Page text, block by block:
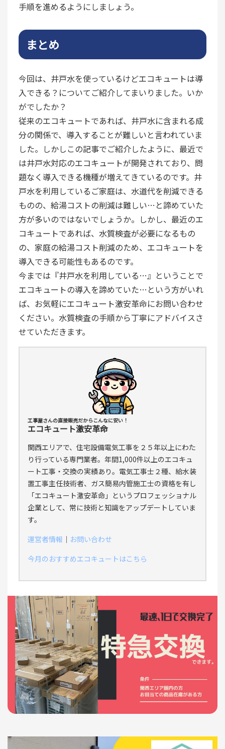
手順を進めるようにしましょう。
まとめ
今回は、井戸水を使っているけどエコキュートは導
入できる？についてご紹介してまいりました。いか
がでしたか？
従来のエコキュートであれば、井戸水に含まれる成
分の関係で、導入することが難しいと言われていま
した。しかしこの記事でご紹介したように、最近で
は井戸水対応のエコキュートが開発されており、問
題なく導入できる機種が増えてきているのです。井
戸水を利用しているご家庭は、水道代を削減できる
ものの、給湯コストの削減は難しい…と諦めていた
方が多いのではないでしょうか。しかし、最近のエ
コキュートであれば、水質検査が必要になるもの
の、家庭の給湯コスト削減のため、エコキュートを
導入できる可能性もあるのです。
今までは『井戸水を利用している…』ということで
エコキュートの導入を諦めていた…という方がいれ
ば、お気軽にエコキュート激安革命にお問い合わせ
ください。水質検査の手順から丁寧にアドバイスさ
せていただきます。
工事屋さんの直接販売だからこんなに安い！
エコキュート激安革命
関西エリアで、住宅設備電気工事を２５年以上にわた
り行っている専門業者。年間1,000件以上のエコキュ
ート工事・交換の実績あり。電気工事士２種、給水装
置工事主任技術者、ガス簡易内管施工士の資格を有し
「エコキュート激安革命」というプロフェッショナル
企業として、常に技術と知識をアップデートしていま
す。
運営者情報 ｜ お問い合わせ
今月のおすすめエコキュートはこちら